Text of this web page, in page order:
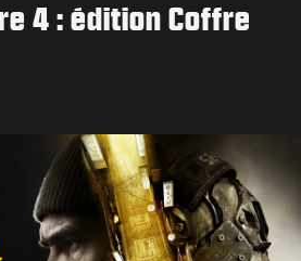
4 : édition Coffre